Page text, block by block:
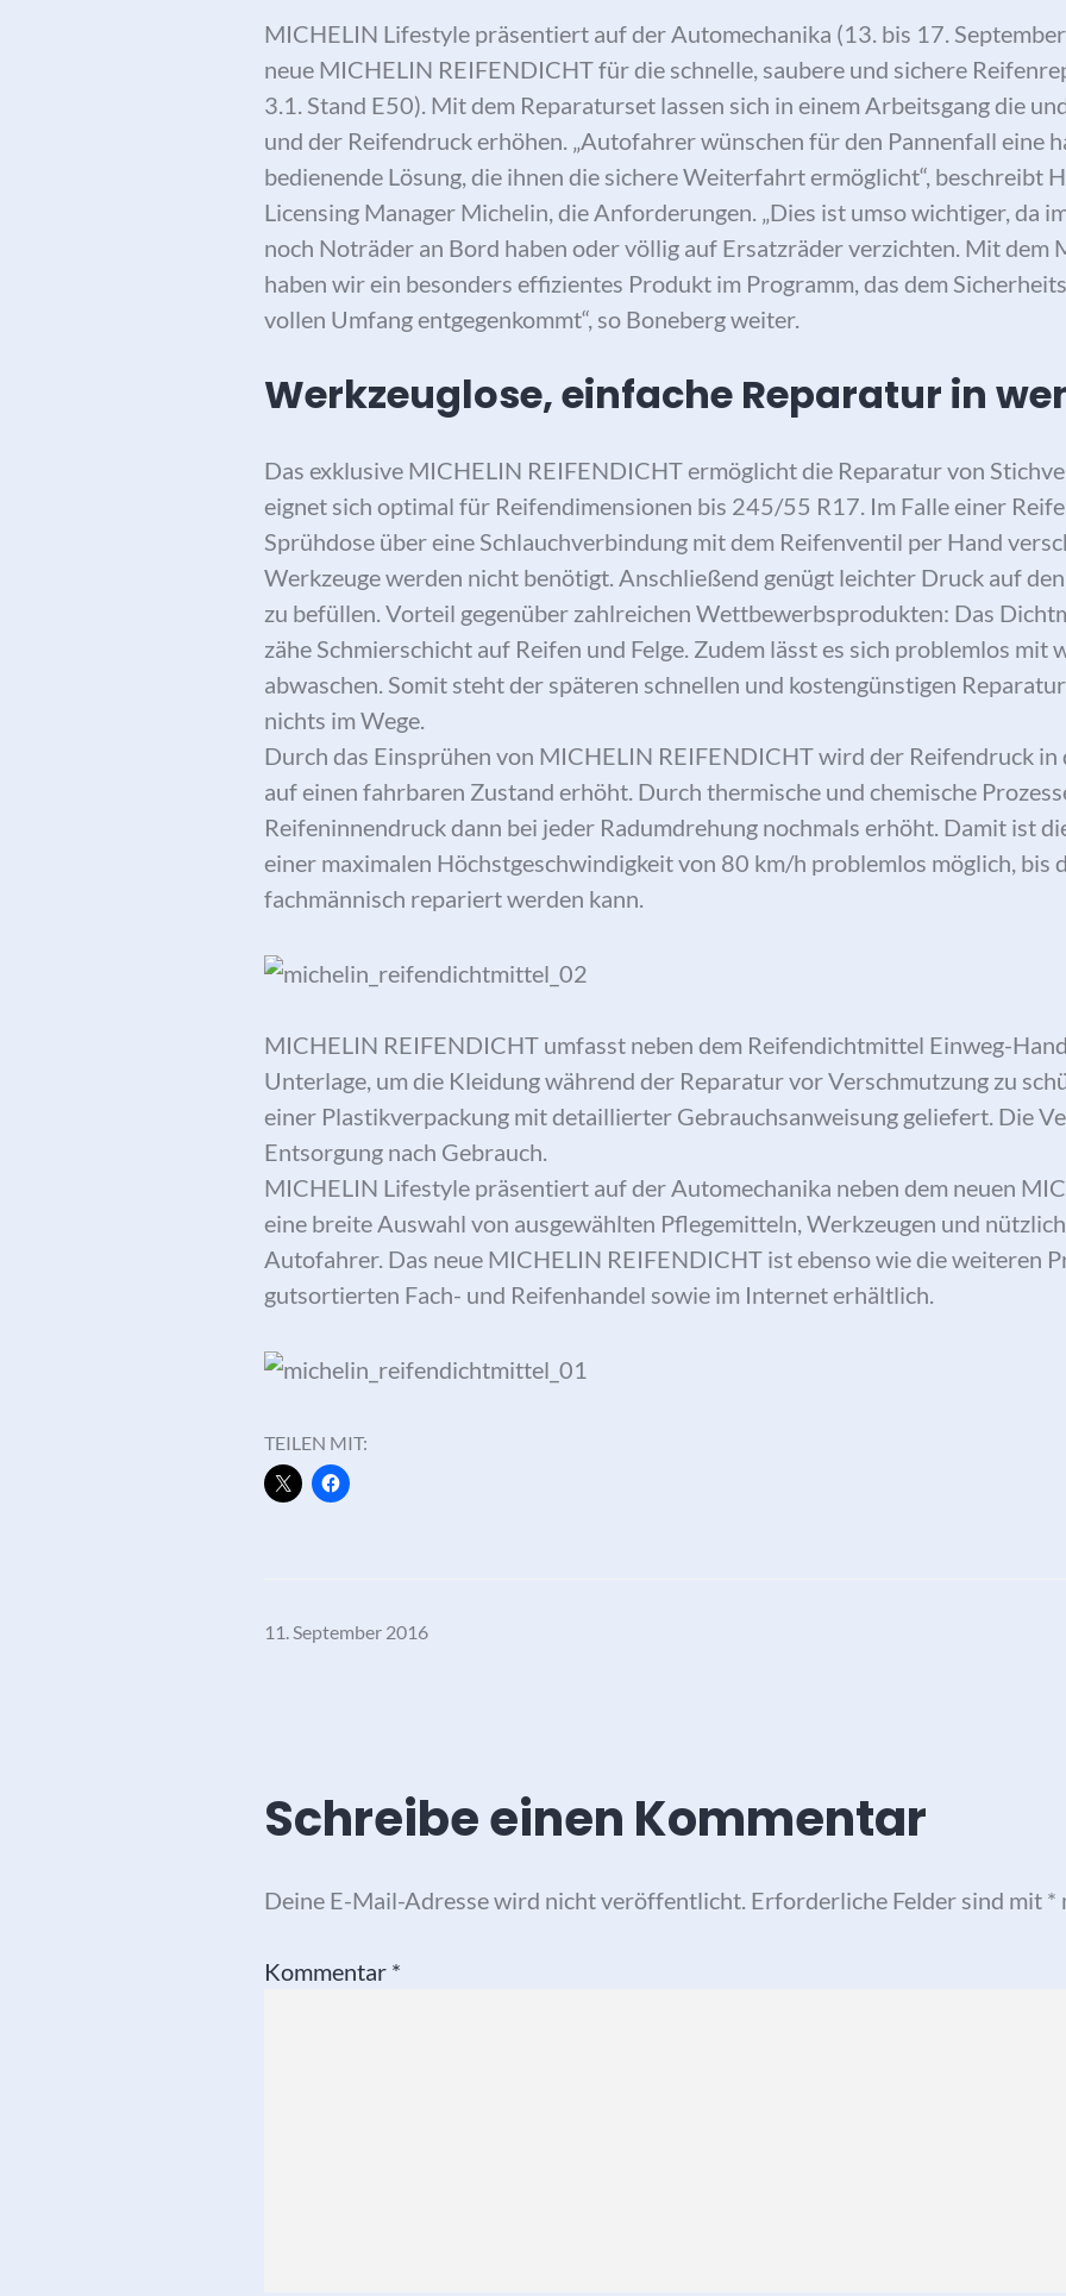
MICHELIN Lifestyle präsentiert auf der Automechanika (13. bis 17.
neue MICHELIN REIFENDICHT für die schnelle, saubere und sichere
3.1. Stand E50). Mit dem Reparaturset lassen sich in einem Arbeitsgang die
und der Reifendruck erhöhen. „Autofahrer wünschen für den Pannenfall eine
bedienende Lösung, die ihnen die sichere Weiterfahrt ermöglicht“, beschreibt
Licensing Manager Michelin, die Anforderungen. „Dies ist umso wichtiger, da
noch Noträder an Bord haben oder völlig auf Ersatzräder verzichten. Mit dem
haben wir ein besonders effizientes Produkt im Programm, das dem
vollen Umfang entgegenkommt“, so Boneberg weiter.
Werkzeuglose, einfache Reparatur in
Das exklusive MICHELIN REIFENDICHT ermöglicht die Reparatur von
eignet sich optimal für Reifendimensionen bis 245/55 R17. Im Falle einer
Sprühdose über eine Schlauchverbindung mit dem Reifenventil per Hand
Werkzeuge werden nicht benötigt. Anschließend genügt leichter Druck auf
zu befüllen. Vorteil gegenüber zahlreichen Wettbewerbsprodukten: Das
zähe Schmierschicht auf Reifen und Felge. Zudem lässt es sich problemlos mit
abwaschen. Somit steht der späteren schnellen und kostengünstigen
nichts im Wege.
Durch das Einsprühen von MICHELIN REIFENDICHT wird der Reifendruck in
auf einen fahrbaren Zustand erhöht. Durch thermische und chemische
Reifeninnendruck dann bei jeder Radumdrehung nochmals erhöht. Damit ist
einer maximalen Höchstgeschwindigkeit von 80 km/h problemlos möglich, bis
fachmännisch repariert werden kann.
MICHELIN REIFENDICHT umfasst neben dem Reifendichtmittel Einweg-
Unterlage, um die Kleidung während der Reparatur vor Verschmutzung zu
einer Plastikverpackung mit detaillierter Gebrauchsanweisung geliefert. Die
Entsorgung nach Gebrauch.
MICHELIN Lifestyle präsentiert auf der Automechanika neben dem neuen
eine breite Auswahl von ausgewählten Pflegemitteln, Werkzeugen und
Autofahrer. Das neue MICHELIN REIFENDICHT ist ebenso wie die weiteren
gutsortierten Fach- und Reifenhandel sowie im Internet erhältlich.
TEILEN MIT:
11. September 2016
Schreibe einen Kommentar
Deine E-Mail-Adresse wird nicht veröffentlicht. Erforderliche Felder sind mit *
Kommentar *